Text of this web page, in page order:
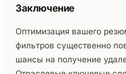
Заключение
Оптимизация вашего
фильтров существенно
шансы на получение